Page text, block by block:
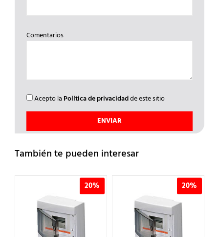
Comentarios
Acepto la Política de privacidadde este sitio
También te pueden interesar
20% 20%